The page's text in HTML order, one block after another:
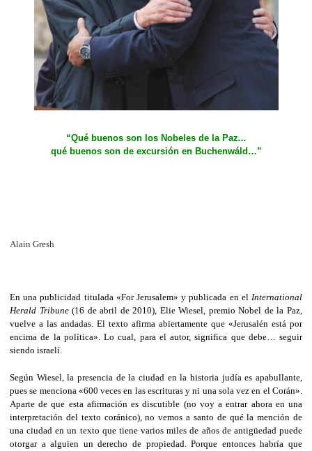
“Qué buenos son los Nobeles de la Paz...
qué buenos son de excursión en Buchenwáld…”
Alain Gresh
En una publicidad titulada «For Jerusalem» y publicada en el International
Herald Tribune(16 de abril de 2010), Elie Wiesel, premio Nobel de la Paz,
vuelve a las andadas. El texto afirma abiertamente que «Jerusalén está por
encima de la política». Lo cual, para el autor, significa que debe… seguir
siendo israelí.
Según Wiesel, la presencia de la ciudad en la historia judía es apabullante,
pues se menciona «600 veces en las escrituras y ni una sola vez en el Corán».
Aparte de que esta afirmación es discutible (no voy a entrar ahora en una
interpretación del texto coránico), no vemos a santo de qué la mención de
una ciudad en un texto que tiene varios miles de años de antigüedad puede
otorgar a alguien un derecho de propiedad. Porque entonces habría que